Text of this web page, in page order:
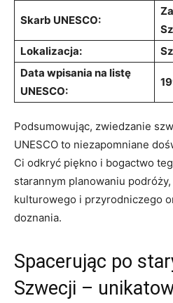
Skarb UNESCO:
Lokalizacja:
Data wpisania na​ listę
UNESCO:
Podsumowując, zwiedzanie‍
UNESCO ‌to niezapomniane⁤
Ci⁢ odkryć piękno ‌i bogactwo
starannym planowaniu
kulturowego i przyrodniczego
doznania.
Spacerując po
Szwecji –